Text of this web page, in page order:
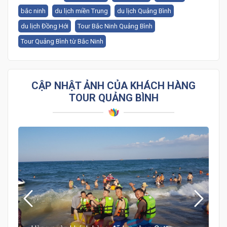
bắc ninh du lịch miền Trung
du lịch Quảng Bình
du lịch Đồng Hới
Tour Bắc Ninh Quảng Bình
Tour Quảng Bình từ Bắc Ninh
CẬP NHẬT ẢNH CỦA KHÁCH HÀNG
TOUR QUẢNG BÌNH
Hàng ngàn khách hàng đã lựa chọn Cattour
Vietnam - Bấm vào ảnh để xem thêm về chúng
tôi nhé!